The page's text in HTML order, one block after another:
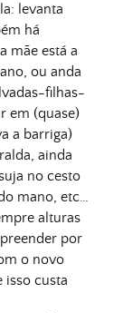
levanta
há
mãe está a
ou anda
filhas-
em (quase)
a barriga)
ainda
no cesto
mano, etc…
alturas
por
o novo
isso custa